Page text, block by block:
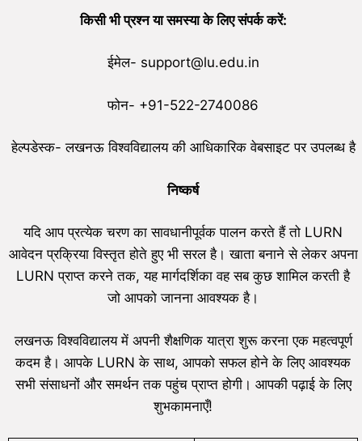
किसी भी प्रश्न या समस्या के लिए संपर्क करें:
ईमेल- support@lu.edu.in
फोन- +91-522-2740086
हेल्पडेस्क- लखनऊ विश्वविद्यालय की आधिकारिक वेबसाइट पर उपलब्ध है
निष्कर्ष
यदि आप प्रत्येक चरण का सावधानीपूर्वक पालन करते हैं तो LURN
आवेदन प्रक्रिया विस्तृत होते हुए भी सरल है। खाता बनाने से लेकर अपना
LURN प्राप्त करने तक, यह मार्गदर्शिका वह सब कुछ शामिल करती है
जो आपको जानना आवश्यक है।
लखनऊ विश्वविद्यालय में अपनी शैक्षणिक यात्रा शुरू करना एक महत्वपूर्ण
कदम है। आपके LURN के साथ, आपको सफल होने के लिए आवश्यक
सभी संसाधनों और समर्थन तक पहुंच प्राप्त होगी। आपकी पढ़ाई के लिए
शुभकामनाएँ!